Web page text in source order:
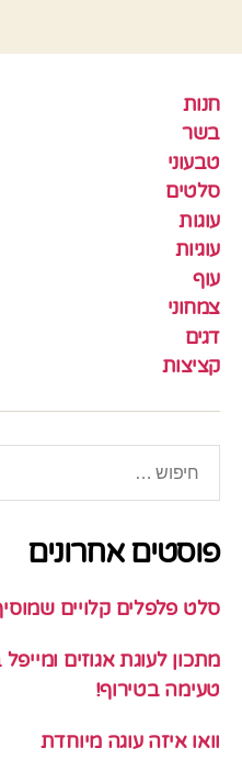
חנות
בשר
טבעוני
סלטים
עוגות
עוגיות
עוף
צמחוני
דגים
קציצות
פוסטים אחרונים
סלט פלפלים קלויים
מתכון לעוגת אגוזים
טעימה בטירוף!
וואו איזה עוגה מיוחדת